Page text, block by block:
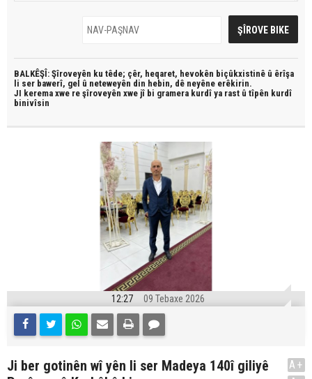
BALKÊŞÎ: Şîroveyên ku têde; çêr, heqaret, hevokên biçûkxistinê û êrîşa
li ser bawerî, gel û neteweyên din hebin, dê neyêne erêkirin.
JI kerema xwe re şîroveyên xwe jî bi gramera kurdî ya rast û tîpên kurdî
binivîsin
12:27 09 Tebaxe 2026
Ji ber gotinên wî yên li ser Madeya 140î giliyê
A+